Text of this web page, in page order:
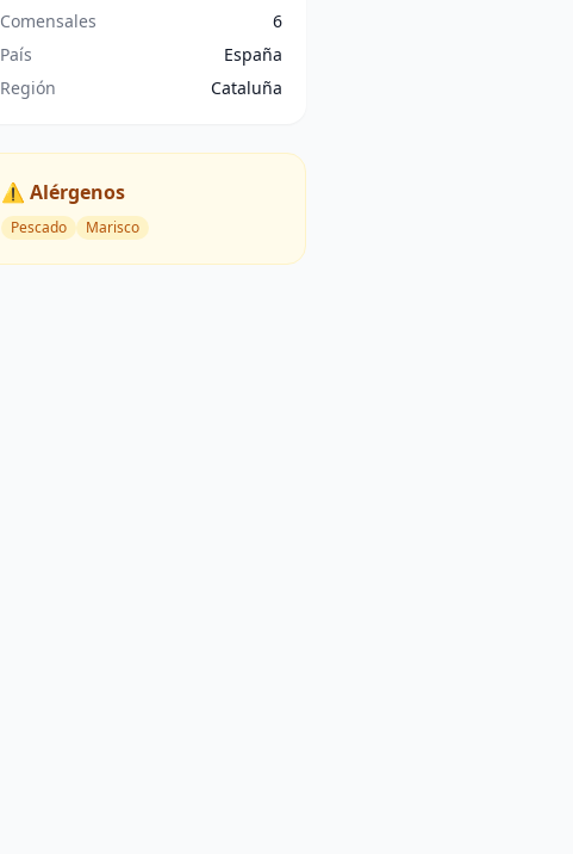
Comensales
6
País
España
Región
Cataluña
⚠️ Alérgenos
Pescado Marisco